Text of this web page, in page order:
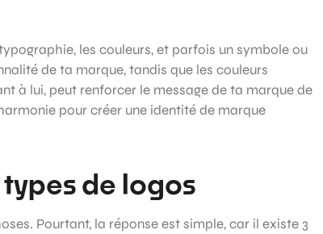
les couleurs, et parfois un symbole ou
de ta marque, tandis que les couleurs
à lui, peut renforcer le message de ta marque de
pour créer une identité de marque
de logos
Pourtant, la réponse est simple, car il existe 3